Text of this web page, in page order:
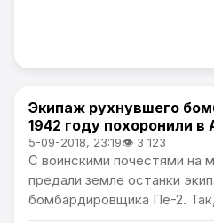
Общество
Экипаж рухнувшего
1942 году похоронили в
5-09-2018, 23:19👁 3 123
С воинскими почестями на
предали земле останки
бомбардировщика Пе-2.